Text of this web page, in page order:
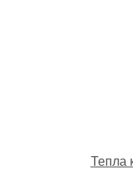
Тепла